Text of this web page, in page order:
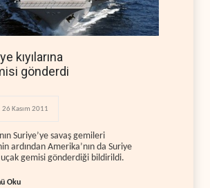
kıyılarına
gönderdi
26 Kasım 2011
Suriye’ye savaş gemileri
ardından Amerika’nın da Suriye
uçak gemisi gönderdiği bildirildi.
Oku